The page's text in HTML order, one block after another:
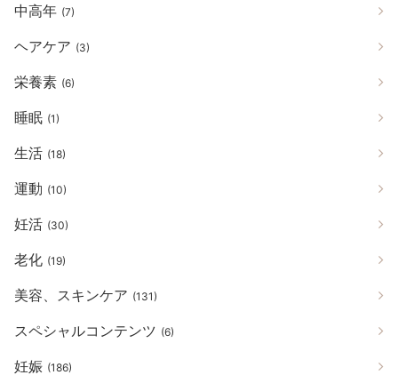
中高年 (7)
ヘアケア (3)
栄養素 (6)
睡眠 (1)
生活 (18)
運動 (10)
妊活 (30)
老化 (19)
美容、スキンケア (131)
スペシャルコンテンツ (6)
妊娠 (186)